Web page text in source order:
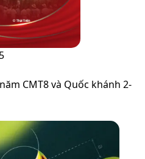
CMT8 và Quốc khánh 2-